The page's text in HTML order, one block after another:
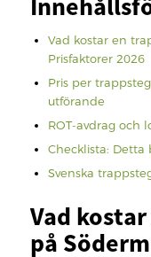
Vad kostar en
Prisfaktorer 2026
Pris per
utförande
ROT-avdrag och
Checklista:
Svenska
Vad
på